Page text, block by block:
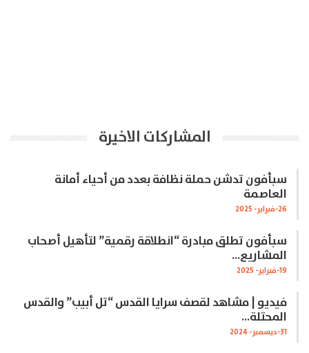
المشاركات الاخيرة
سبأفون تدشن حملة نظافة بعدد من أحياء أمانة
العاصمة
26-فبراير- 2025
سبأفون تطلق مبادرة “انطلاقة رقمية” لتأهيل أصحاب
المشاريع…
19-فبراير- 2025
فيديو | مشاهد لقصف سرايا القدس “تل أبيب” والقدس
المحتلة…
31-ديسمبر- 2024